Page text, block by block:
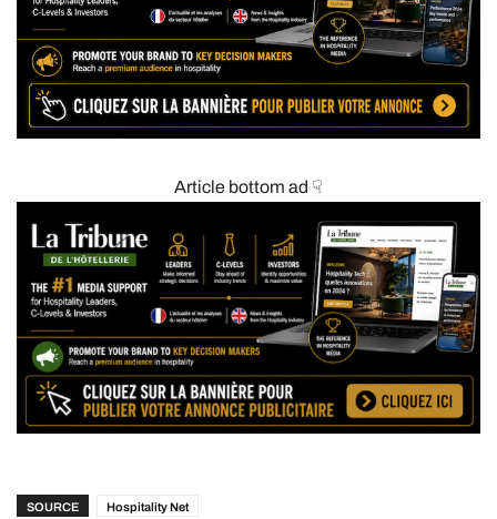
Article bottom ad ☟
SOURCE Hospitality Net